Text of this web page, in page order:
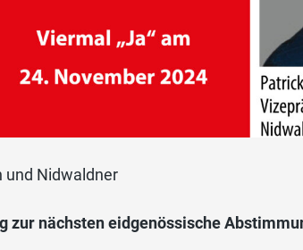
und Nidwaldner
zur nächsten eidgenössische